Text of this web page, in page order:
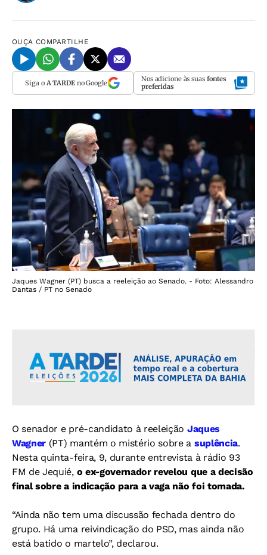
OUÇA COMPARTILHE
Siga o A TARDEno Google Nos adicione às suas fontes
preferidas
Jaques Wagner (PT) busca a reeleição ao Senado. - Foto: Alessandro
Dantas / PT no Senado
O senador e pré-candidato à reeleição Jaques
Wagner (PT) mantém o mistério sobre a suplência.
Nesta quinta-feira, 9, durante entrevista à rádio 93
FM de Jequié,o ex-governador revelou que a decisão
final sobre a indicação para a vaga não foi tomada.
“Ainda não tem uma discussão fechada dentro do
grupo. Há uma reivindicação do PSD, mas ainda não
está batido o martelo”, declarou.